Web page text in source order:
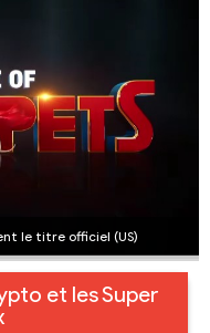
le titre officiel (US)
et les Super